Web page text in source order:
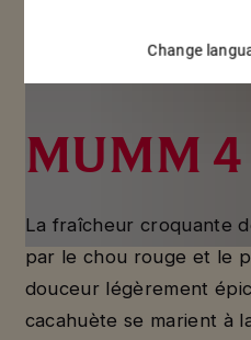
MUMM 4
La fraîcheur croquante
par le chou rouge et le
douceur légèrement
cacahuète se marient à
Change